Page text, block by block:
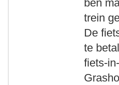
ben
trein
De
te
fiets-